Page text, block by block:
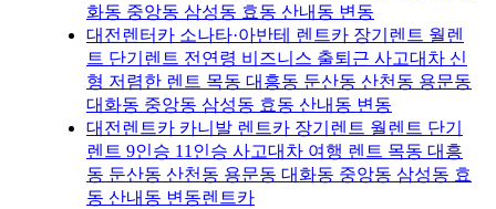
화동 중앙동 삼성동 효동 산내동 변동
대전렌터카 소나타·아반테 렌트카 장기렌트 월렌
트 단기렌트 전연령 비즈니스 출퇴근 사고대차 신
형 저렴한 렌트 목동 대흥동 둔산동 산천동 용문동
대화동 중앙동 삼성동 효동 산내동 변동
대전렌트카 카니발 렌트카 장기렌트 월렌트 단기
렌트 9인승 11인승 사고대차 여행 렌트 목동 대흥
동 둔산동 산천동 용문동 대화동 중앙동 삼성동 효
동 산내동 변동렌트카